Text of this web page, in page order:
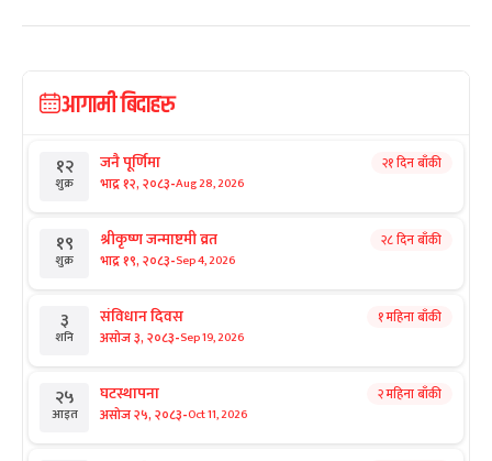
आगामी बिदाहरु
१२
शुक्र
जनै पूर्णिमा
भाद्र १२, २०८३-Aug 28, 2026
२१ दिन बाँकी
१९
शुक्र
श्रीकृष्ण जन्माष्टमी व्रत
भाद्र १९, २०८३-Sep 4, 2026
२८ दिन बाँकी
३
शनि
संविधान दिवस
असोज ३, २०८३-Sep 19, 2026
१ महिना बाँकी
२५
आइत
घटस्थापना
असोज २५, २०८३-Oct 11, 2026
२ महिना बाँकी